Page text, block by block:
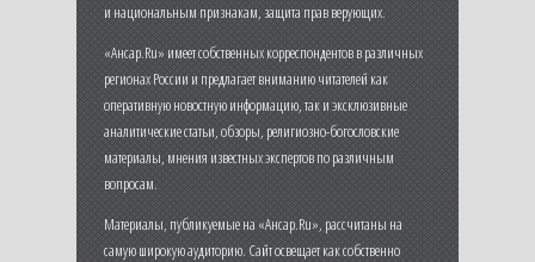
и национальным признакам, защита прав верующих.
«Ансар.Ru» имеет собственных корреспондентов в различных
регионах России и предлагает вниманию читателей как
оперативную новостную информацию, так и эксклюзивные
аналитические статьи, обзоры, религиозно-богословские
материалы, мнения известных экспертов по различным
вопросам.
Материалы, публикуемые на «Ансар.Ru», рассчитаны на
самую широкую аудиторию. Сайт освещает как собственно